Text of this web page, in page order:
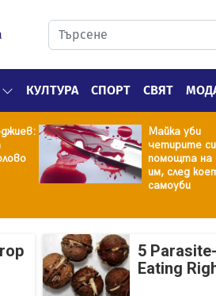
КУЛТУРА СПОРТ СВЯТ
Майка уби
четирите
помощта на
им, след
самоуби
5
Eating